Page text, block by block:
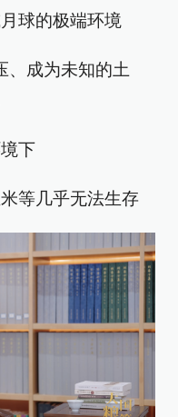
球的极端环境
、成为未知的土
下
等几乎无法生存